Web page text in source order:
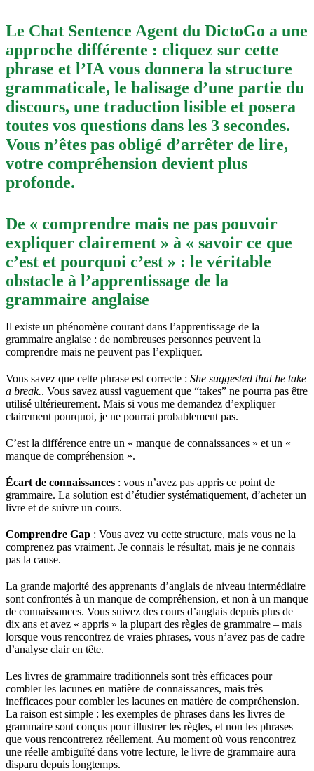
Le Chat Sentence Agent du DictoGo a une
approche différente : cliquez sur cette
phrase et l’IA vous donnera la structure
grammaticale, le balisage d’une partie du
discours, une traduction lisible et posera
toutes vos questions dans les 3 secondes.
Vous n’êtes pas obligé d’arrêter de lire,
votre compréhension devient plus
profonde.
De « comprendre mais ne pas pouvoir
expliquer clairement » à « savoir ce que
c’est et pourquoi c’est » : le véritable
obstacle à l’apprentissage de la
grammaire anglaise
Il existe un phénomène courant dans l’apprentissage de la
grammaire anglaise : de nombreuses personnes peuvent la
comprendre mais ne peuvent pas l’expliquer.
Vous savez que cette phrase est correcte : She suggested that he take
a break.. Vous savez aussi vaguement que “takes” ne pourra pas être
utilisé ultérieurement. Mais si vous me demandez d’expliquer
clairement pourquoi, je ne pourrai probablement pas.
C’est la différence entre un « manque de connaissances » et un «
manque de compréhension ».
Écart de connaissances : vous n’avez pas appris ce point de
grammaire. La solution est d’étudier systématiquement, d’acheter un
livre et de suivre un cours.
Comprendre Gap : Vous avez vu cette structure, mais vous ne la
comprenez pas vraiment. Je connais le résultat, mais je ne connais
pas la cause.
La grande majorité des apprenants d’anglais de niveau intermédiaire
sont confrontés à un manque de compréhension, et non à un manque
de connaissances. Vous suivez des cours d’anglais depuis plus de
dix ans et avez « appris » la plupart des règles de grammaire – mais
lorsque vous rencontrez de vraies phrases, vous n’avez pas de cadre
d’analyse clair en tête.
Les livres de grammaire traditionnels sont très efficaces pour
combler les lacunes en matière de connaissances, mais très
inefficaces pour combler les lacunes en matière de compréhension.
La raison est simple : les exemples de phrases dans les livres de
grammaire sont conçus pour illustrer les règles, et non les phrases
que vous rencontrerez réellement. Au moment où vous rencontrez
une réelle ambiguïté dans votre lecture, le livre de grammaire aura
disparu depuis longtemps.